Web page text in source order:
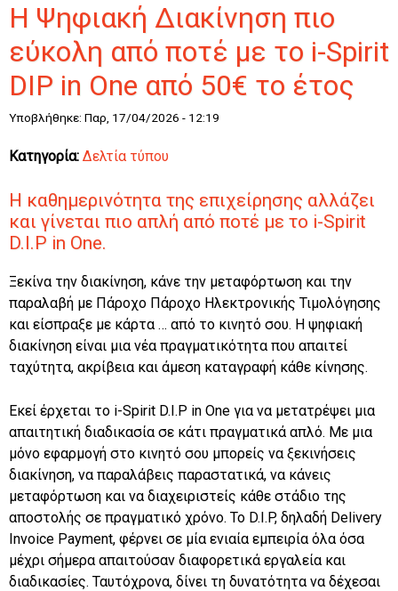
Η Ψηφιακή Διακίνηση πιο
εύκολη από ποτέ με το i-Spirit
DIP in One από 50€ το έτος ​
Υποβλήθηκε: Παρ, 17/04/2026 - 12:19
Κατηγορία: Δελτία τύπου
Η καθημερινότητα της επιχείρησης αλλάζει
και γίνεται πιο απλή από ποτέ με το i-Spirit
D.I.P in One.
Ξεκίνα την διακίνηση, κάνε την μεταφόρτωση και την
παραλαβή με Πάροχο Πάροχο Ηλεκτρονικής Τιμολόγησης
και είσπραξε με κάρτα … από το κινητό σου. Η ψηφιακή
διακίνηση είναι μια νέα πραγματικότητα που απαιτεί
ταχύτητα, ακρίβεια και άμεση καταγραφή κάθε κίνησης.
Εκεί έρχεται το i-Spirit D.I.P in One για να μετατρέψει μια
απαιτητική διαδικασία σε κάτι πραγματικά απλό. Με μια
μόνο εφαρμογή στο κινητό σου μπορείς να ξεκινήσεις
διακίνηση, να παραλάβεις παραστατικά, να κάνεις
μεταφόρτωση και να διαχειριστείς κάθε στάδιο της
αποστολής σε πραγματικό χρόνο. Το D.I.P, δηλαδή Delivery
Invoice Payment, φέρνει σε μία ενιαία εμπειρία όλα όσα
μέχρι σήμερα απαιτούσαν διαφορετικά εργαλεία και
διαδικασίες. Ταυτόχρονα, δίνει τη δυνατότητα να δέχεσαι